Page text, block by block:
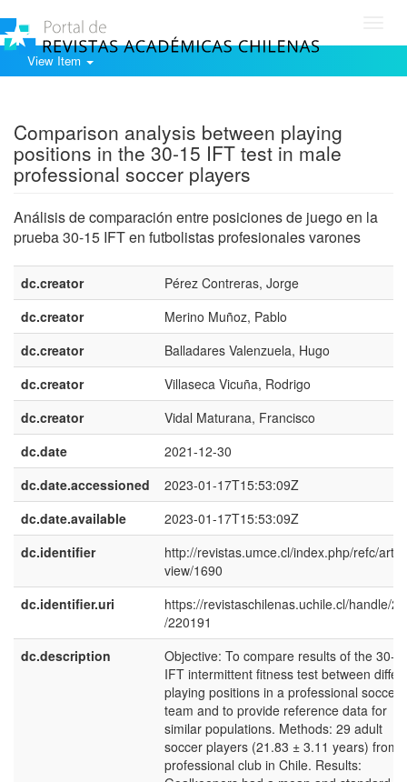
View Item
Comparison analysis between playing
positions in the 30-15 IFT test in male
professional soccer players
Análisis de comparación entre posiciones de juego en la
prueba 30-15 IFT en futbolistas profesionales varones
dc.creator
Pérez Contreras, Jorge
dc.creator
Merino Muñoz, Pablo
dc.creator
Balladares Valenzuela, Hugo
dc.creator
Villaseca Vicuña, Rodrigo
dc.creator
Vidal Maturana, Francisco
dc.date
2021-12-30
dc.date.accessioned
2023-01-17T15:53:09Z
dc.date.available
2023-01-17T15:53:09Z
dc.identifier
http://revistas.umce.cl/index.php/refc/
view/1690
dc.identifier.uri
https://revistaschilenas.uchile.cl/handle/
/220191
dc.description
Objective: To compare results of the 30-
IFT intermittent fitness test between
playing positions in a professional soccer
team and to provide reference data for
similar populations. Methods: 29 adult
soccer players (21.83 ± 3.11 years) from
professional club in Chile. Results: